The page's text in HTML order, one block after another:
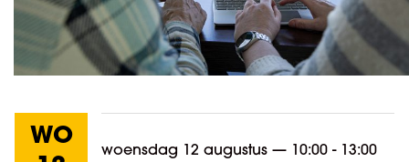
WO
woensdag 12 augustus — 10:00 - 13:00